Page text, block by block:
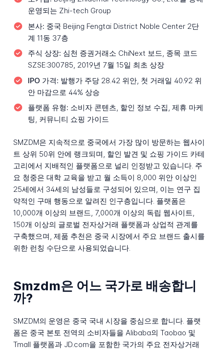
운영되는 Zhi-tech Group
본사: 중국 Beijing Fengtai District Noble Center 2단
계 11동 37층
주식 상장: 심천 증권거래소 ChiNext 보드, 종목 코드
SZSE:300785, 2019년 7월 15일 최초 상장
IPO 가격: 발행가 주당 28.42 위안, 첫 거래일 40.92 위
안 마감으로 44% 상승
플랫폼 유형: 소비자 콘텐츠, 할인 정보 수집, 제휴 마케
팅, 커뮤니티 쇼핑 가이드
SMZDM은 지속적으로 중국에서 가장 많이 방문하는 웹사이
트 상위 50위 안에 랭크되며, 할인 발견 및 쇼핑 가이드 카테
고리에서 지배적인 플랫폼으로 널리 인정받고 있습니다. 주
요 청중은 대학 교육을 받고 월 소득이 8,000 위안 이상인
25세에서 34세의 남성들로 구성되어 있으며, 이는 연구 집
약적인 구매 행동으로 알려진 인구층입니다. 플랫폼은
10,000개 이상의 브랜드, 7,000개 이상의 독립 웹사이트,
150개 이상의 글로벌 전자상거래 플랫폼과 상업적 관계를
구축했으며, 제품 추천은 중국 시장에서 주요 브랜드 출시를
위한 런칭 수단으로 사용되었습니다.
Smzdm은 어느 국가로 배송합니
까?
SMZDM의 운영은 중국 국내 시장을 중심으로 합니다. 플랫
폼은 중국 본토 전역의 소비자들을 Alibaba의 Taobao 및
Tmall 플랫폼과 JD.com을 포함한 국가의 주요 전자상거래